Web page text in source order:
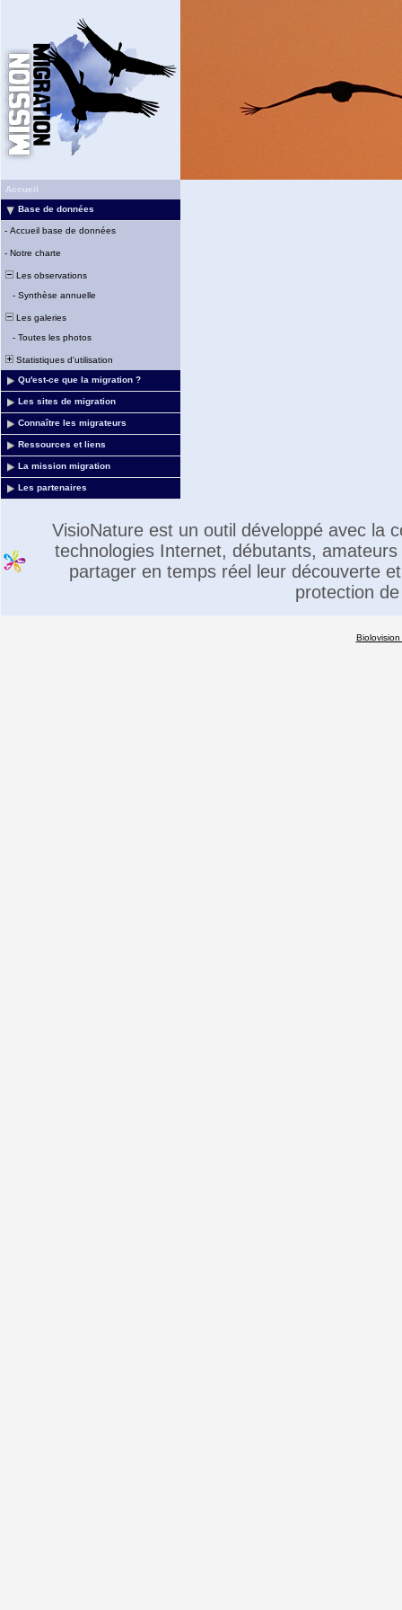
Accueil
Base de données
- Accueil base de données
- Notre charte
Les observations
- Synthèse annuelle
Les galeries
- Toutes les photos
Statistiques d'utilisation
Qu'est-ce que la migration ?
Les sites de migration
Connaître les migrateurs
Ressources et liens
La mission migration
Les partenaires
VisioNature est un outil développé avec la
technologies Internet, débutants,
partager en temps réel leur découverte
protection
Biolovision